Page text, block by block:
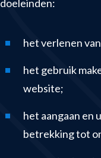
doeleinden:
het verlenen
het gebruik
website;
het aangaan en
betrekking tot